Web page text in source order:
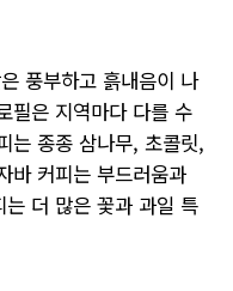
풍부하고 흙내음이 나
필은 지역마다 다를 수
는 종종 삼나무, 초콜릿,
바 커피는 부드러움과
더 많은 꽃과 과일 특